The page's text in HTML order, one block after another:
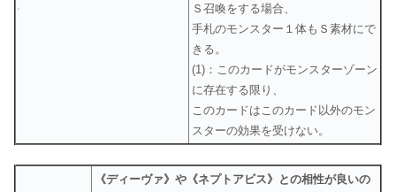
Ｓ召喚をする場合、
手札のモンスター１体もＳ素材にで
きる。
(1)：このカードがモンスターゾーン
に存在する限り、
このカードはこのカード以外のモン
スターの効果を受けない。
《ディーヴァ》や《ネプトアビス》との相性が良いの